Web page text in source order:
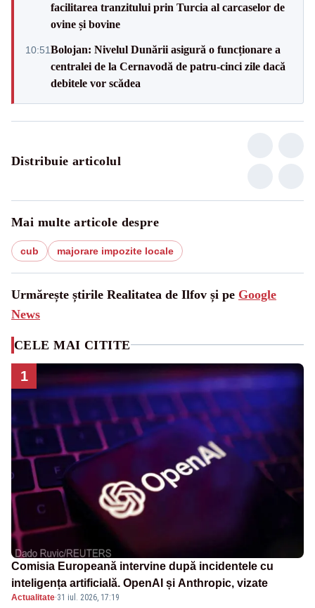
facilitarea tranzitului prin Turcia al carcaselor de
ovine și bovine
10:51Bolojan: Nivelul Dunării asigură o funcționare a
centralei de la Cernavodă de patru-cinci zile dacă
debitele vor scădea
Distribuie articolul
Mai multe articole despre
cub majorare impozite locale
Urmărește știrile Realitatea de Ilfov și pe Google
News
CELE MAI CITITE
1
Comisia Europeană intervine după incidentele cu
inteligența artificială. OpenAI și Anthropic, vizate
Actualitate·31 iul. 2026, 17:19